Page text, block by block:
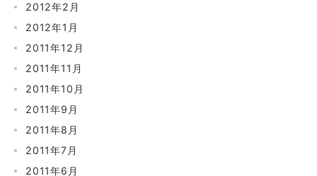
2012年2月
2012年1月
2011年12月
2011年11月
2011年10月
2011年9月
2011年8月
2011年7月
2011年6月